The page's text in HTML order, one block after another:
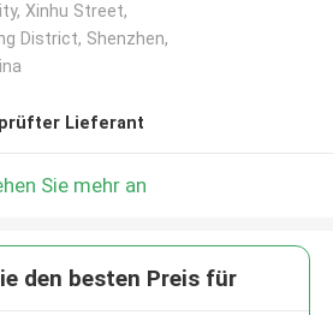
Xinhu Street,
District, Shenzhen,
Lieferant
Sie mehr an
den besten Preis für